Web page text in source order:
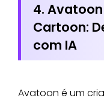
4.
Cartoon:
com IA
Avatoon é um